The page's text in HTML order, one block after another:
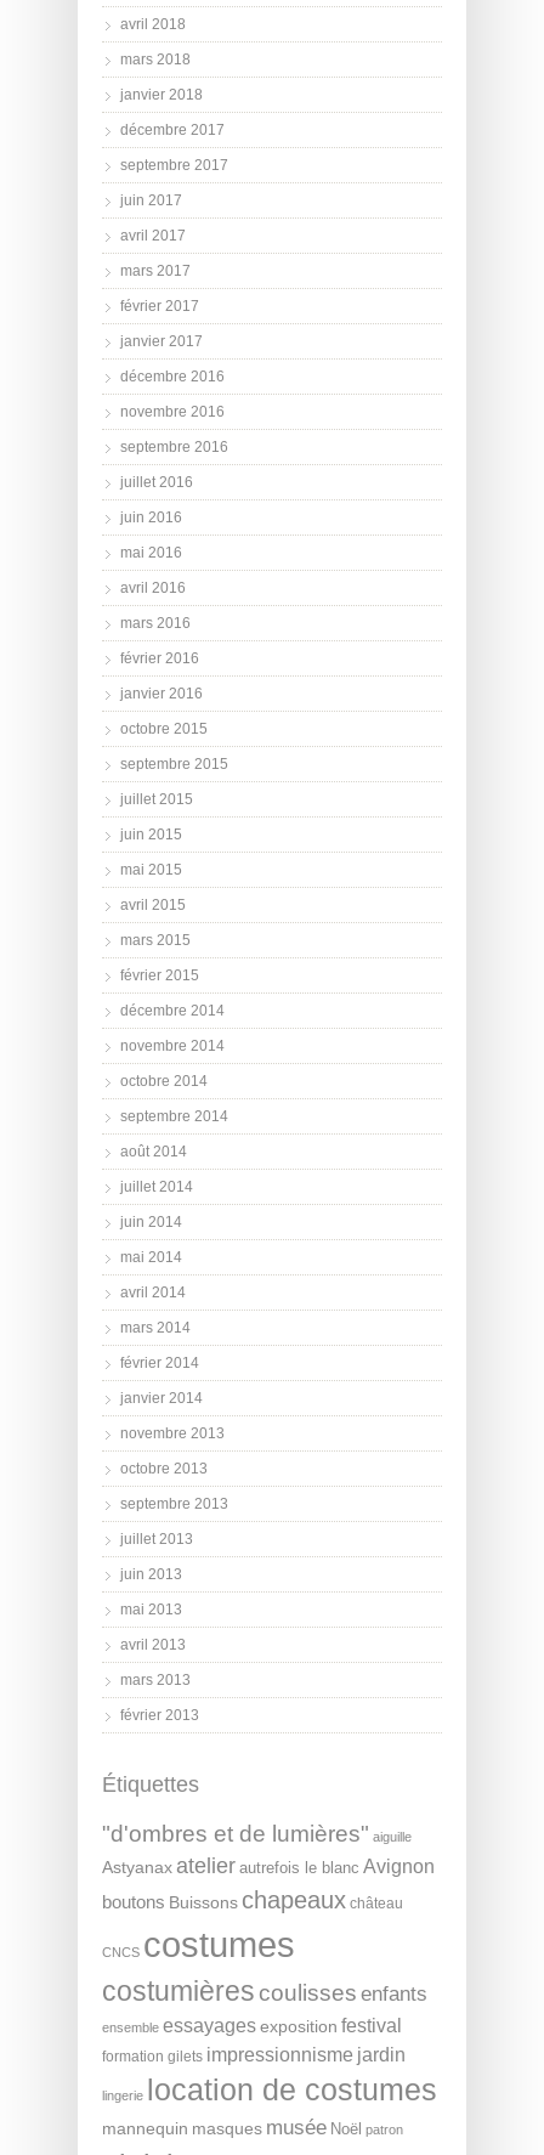
avril 2018
mars 2018
janvier 2018
décembre 2017
septembre 2017
juin 2017
avril 2017
mars 2017
février 2017
janvier 2017
décembre 2016
novembre 2016
septembre 2016
juillet 2016
juin 2016
mai 2016
avril 2016
mars 2016
février 2016
janvier 2016
octobre 2015
septembre 2015
juillet 2015
juin 2015
mai 2015
avril 2015
mars 2015
février 2015
décembre 2014
novembre 2014
octobre 2014
septembre 2014
août 2014
juillet 2014
juin 2014
mai 2014
avril 2014
mars 2014
février 2014
janvier 2014
novembre 2013
octobre 2013
septembre 2013
juillet 2013
juin 2013
mai 2013
avril 2013
mars 2013
février 2013
Étiquettes
"d'ombres et de lumières" aiguille
Astyanax atelier autrefois le blanc Avignon
boutons Buissons chapeaux château
CNCS costumes
costumières coulisses enfants
ensemble essayagesexposition festival
formation gilets impressionnisme jardin
lingerie location de costumes
mannequin masques musée Noël patron